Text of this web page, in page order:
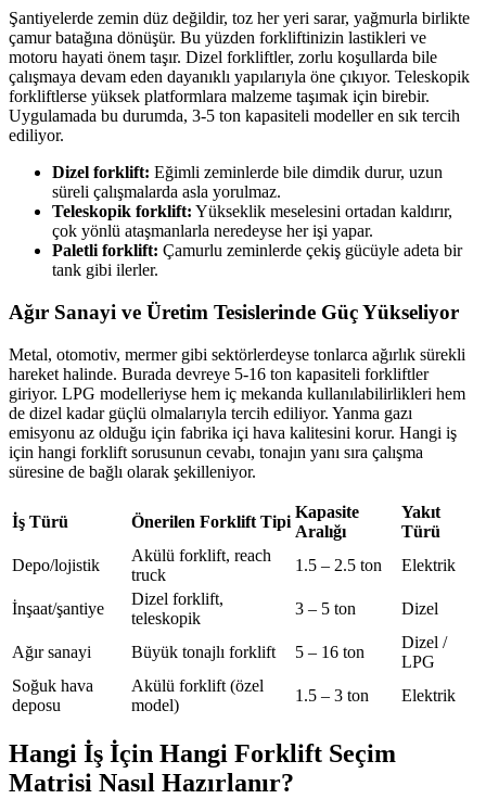
Şantiyelerde zemin düz değildir, toz her yeri sarar, yağmurla birlikte
çamur batağına dönüşür. Bu yüzden forkliftinizin lastikleri ve
motoru hayati önem taşır. Dizel forkliftler, zorlu koşullarda bile
çalışmaya devam eden dayanıklı yapılarıyla öne çıkıyor. Teleskopik
forkliftlerse yüksek platformlara malzeme taşımak için birebir.
Uygulamada bu durumda, 3-5 ton kapasiteli modeller en sık tercih
ediliyor.
Dizel forklift: Eğimli zeminlerde bile dimdik durur, uzun
süreli çalışmalarda asla yorulmaz.
Teleskopik forklift: Yükseklik meselesini ortadan kaldırır,
çok yönlü ataşmanlarla neredeyse her işi yapar.
Paletli forklift: Çamurlu zeminlerde çekiş gücüyle adeta bir
tank gibi ilerler.
Ağır Sanayi ve Üretim Tesislerinde Güç Yükseliyor
Metal, otomotiv, mermer gibi sektörlerdeyse tonlarca ağırlık sürekli
hareket halinde. Burada devreye 5-16 ton kapasiteli forkliftler
giriyor. LPG modelleriyse hem iç mekanda kullanılabilirlikleri hem
de dizel kadar güçlü olmalarıyla tercih ediliyor. Yanma gazı
emisyonu az olduğu için fabrika içi hava kalitesini korur. Hangi iş
için hangi forklift sorusunun cevabı, tonajın yanı sıra çalışma
süresine de bağlı olarak şekilleniyor.
İş Türü Önerilen Forklift Tipi
Kapasite
Aralığı
Yakıt
Türü
Depo/lojistik
Akülü forklift, reach
truck
1.5 – 2.5 ton Elektrik
İnşaat/şantiye
Dizel forklift,
teleskopik
3 – 5 ton Dizel
Ağır sanayi Büyük tonajlı forklift 5 – 16 ton
Dizel /
LPG
Soğuk hava
deposu
Akülü forklift (özel
model)
1.5 – 3 ton Elektrik
Hangi İş İçin Hangi Forklift Seçim
Matrisi Nasıl Hazırlanır?